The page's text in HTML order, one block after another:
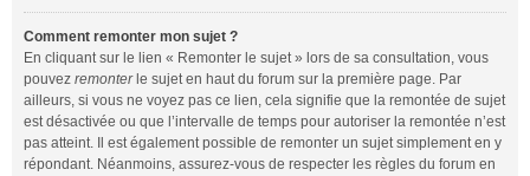
Comment remonter mon sujet ?
En cliquant sur le lien « Remonter le sujet » lors de sa consultation, vous
pouvez remonterle sujet en haut du forum sur la première page. Par
ailleurs, si vous ne voyez pas ce lien, cela signifie que la remontée de sujet
est désactivée ou que l’intervalle de temps pour autoriser la remontée n’est
pas atteint. Il est également possible de remonter un sujet simplement en y
répondant. Néanmoins, assurez-vous de respecter les règles du forum en